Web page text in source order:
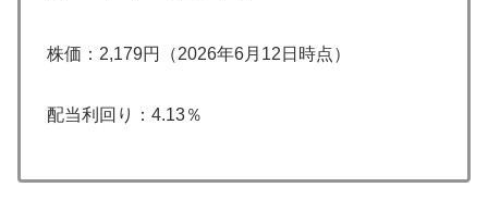
株価：2,179円（2026年6月12日時点）
配当利回り：4.13％